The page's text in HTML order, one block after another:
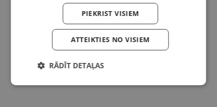
PIEKRIST VISIEM
ATTEIKTIES NO VISIEM
RĀDĪT DETAĻAS